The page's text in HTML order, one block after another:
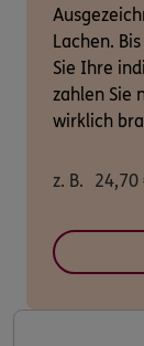
Lachen.
Sie Ihre
zahlen Sie
wirklich
z. B. 24,70